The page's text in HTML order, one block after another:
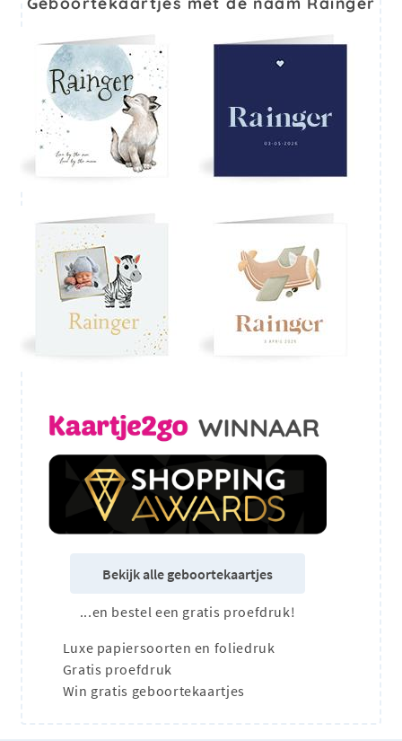
Bekijk alle geboortekaartjes
...en bestel een gratis proefdruk!
Luxe papiersoorten en foliedruk
Gratis proefdruk
Win gratis geboortekaartjes